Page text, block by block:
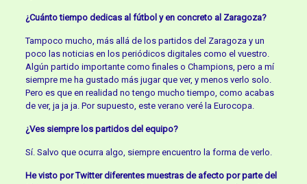
¿Cuánto tiempo dedicas al fútbol y en concreto al Zaragoza?
Tampoco mucho, más allá de los partidos del Zaragoza y un
poco las noticias en los periódicos digitales como el vuestro.
Algún partido importante como finales o Champions, pero a mí
siempre me ha gustado más jugar que ver, y menos verlo solo.
Pero es que en realidad no tengo mucho tiempo, como acabas
de ver, ja ja ja. Por supuesto, este verano veré la Eurocopa.
¿Ves siempre los partidos del equipo?
Sí. Salvo que ocurra algo, siempre encuentro la forma de verlo.
He visto por Twitter diferentes muestras de afecto por parte del